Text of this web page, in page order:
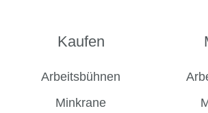
Kaufen
Arbeitsbühnen
Minkrane